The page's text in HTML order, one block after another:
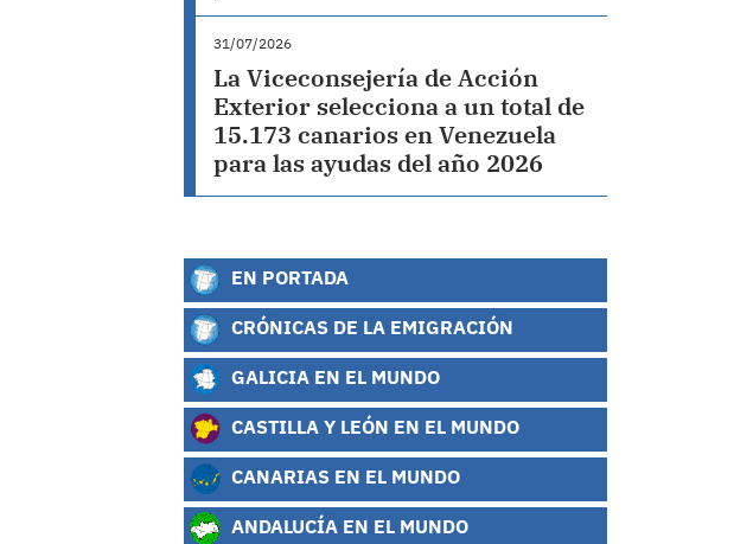
31/07/2026
La Viceconsejería de Acción
Exterior selecciona a un total de
15.173 canarios en Venezuela
para las ayudas del año 2026
EN PORTADA
CRÓNICAS DE LA EMIGRACIÓN
GALICIA EN EL MUNDO
CASTILLA Y LEÓN EN EL MUNDO
CANARIAS EN EL MUNDO
ANDALUCÍA EN EL MUNDO